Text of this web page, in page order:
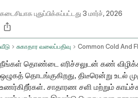
கடைசியாக புதுப்பிக்கப்பட்டது 3 மார்ச், 2026
வீடு சுகாதார வலைப்பதிவு
நீங்கள் தொண்டை எரிச்சலுடன் கண்
ஒழுகத் தொடங்குகிறது, திடீரென்று உடல்
உணர்கிறீர்கள். சாதாரண சளி மற்றும்